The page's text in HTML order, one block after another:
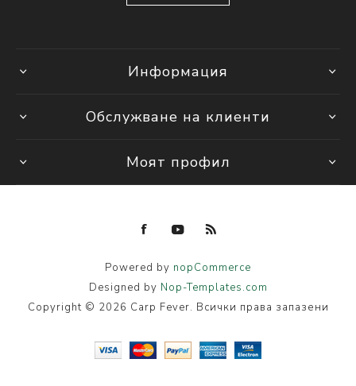
Информация
Обслужване на клиенти
Моят профил
Powered by nopCommerce
Designed by Nop-Templates.com
Copyright © 2026 Carp Fever. Всички права запазени